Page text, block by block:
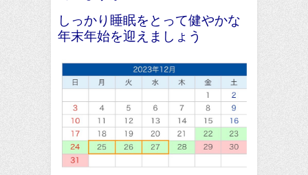
しっかり睡眠をとって健やかな
年末年始を迎えましょう